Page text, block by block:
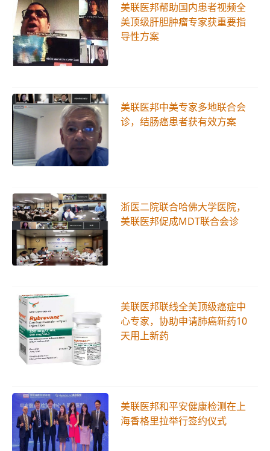
美联医邦帮助国内患者视频全
美顶级肝胆肿瘤专家获重要指
导性方案
美联医邦中美专家多地联合会
诊，结肠癌患者获有效方案
浙医二院联合哈佛大学医院，
美联医邦促成MDT联合会诊
美联医邦联线全美顶级癌症中
心专家，协助申请肺癌新药10
天用上新药
美联医邦和平安健康检测在上
海香格里拉举行签约仪式